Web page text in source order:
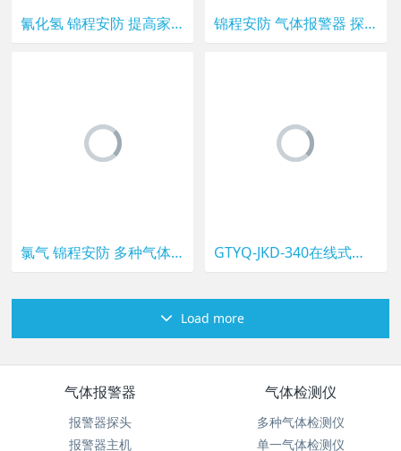
氰化氢 锦程安防 提高家庭安全防护 声光报警批发供应 锦程安防 气体报警器 探测器加油站 隐形侦察器
氯气 锦程安防 多种气体检测 固定式气体报警器 GTYQ-JKD-340在线式四合一气体探测器复合型有毒有害气体报警器
Load more
气体报警器
报警器探头
报警器主机
气体检测仪
多种气体检测仪
单一气体检测仪